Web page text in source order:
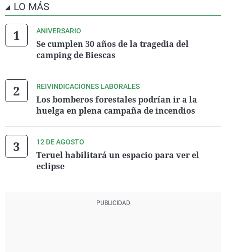
LO MÁS
ANIVERSARIO
Se cumplen 30 años de la tragedia del
camping de Biescas
REIVINDICACIONES LABORALES
Los bomberos forestales podrían ir a la
huelga en plena campaña de incendios
12 DE AGOSTO
Teruel habilitará un espacio para ver el
eclipse